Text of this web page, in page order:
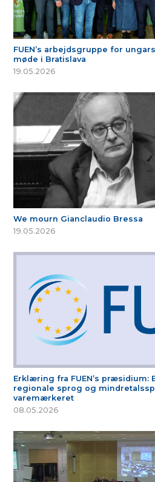
FUEN’s arbejdsgruppe for
møde i Bratislava
19.05.2026
We mourn Gianclaudio Bressa
19.05.2026
Erklæring fra FUEN’s præsidium:
regionale sprog og
varemærkeret
08.05.2026